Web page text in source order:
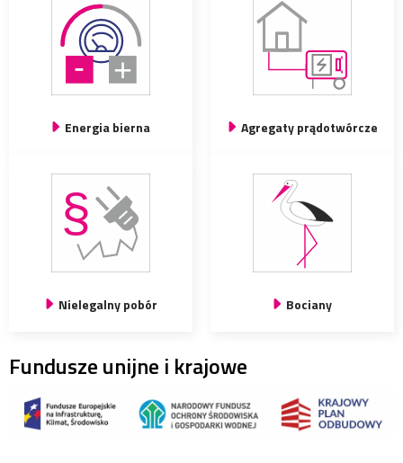
Energia bierna Agregaty prądotwórcze
Nielegalny pobór Bociany
Fundusze unijne i krajowe